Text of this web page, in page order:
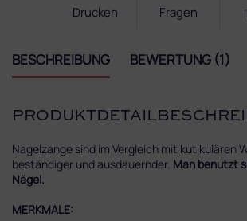
Drucken Fragen
BESCHREIBUNG BEWERTUNG (1)
Nagelzange sind im Vergleich mit kutikulären
beständiger und ausdauernder. Man benutzt
Nägel.
MERKMALE: